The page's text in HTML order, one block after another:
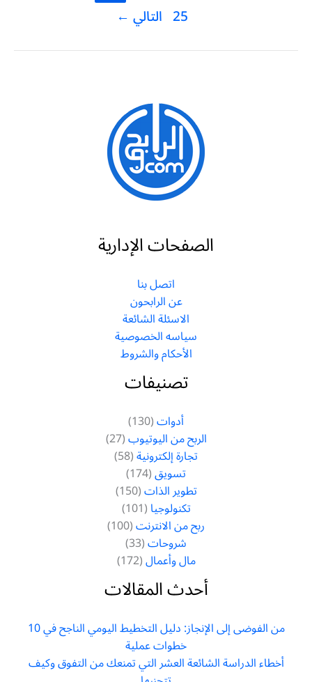
25 التالي ←
الصفحات الإدارية
اتصل بنا
عن الرابحون
الاسئلة الشائعة
سياسه الخصوصية
الأحكام والشروط
تصنيفات
أدوات(130)
الربح من اليوتيوب(27)
تجارة إلكترونية(58)
تسويق(174)
تطوير الذات(150)
تكنولوجيا(101)
ربح من الانترنت(100)
شروحات(33)
مال وأعمال(172)
أحدث المقالات
من الفوضى إلى الإنجاز: دليل التخطيط اليومي الناجح في 10
خطوات عملية
أخطاء الدراسة الشائعة العشر التي تمنعك من التفوق وكيف